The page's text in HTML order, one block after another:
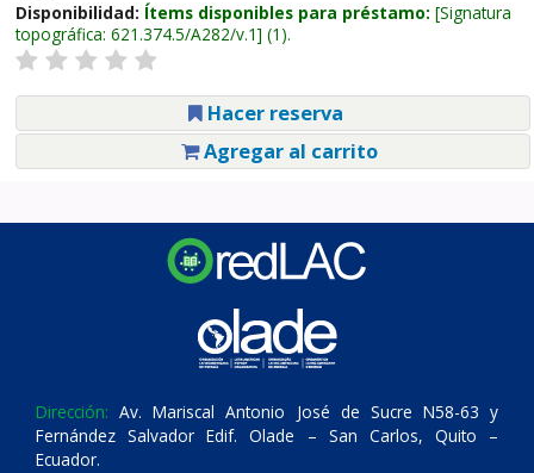
Disponibilidad: Ítems disponibles para préstamo: Signatura
topográfica: 621.374.5/A282/v.1 (1).
Hacer reserva
Agregar al carrito
Dirección: Av. Mariscal Antonio José de Sucre N58-63 y
Fernández Salvador Edif. Olade – San Carlos, Quito –
Ecuador.